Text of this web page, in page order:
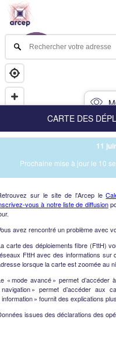
CARTE DES
11
Prochaine mise à jour le 10
sur le site de l'Arcep le
vous à notre liste de diffusion
avez rencontré un problème avec
carte des déploiements fibre (FttH)
FttH avec des informations sur
lorsque la carte est zoomée au
« mode avancé » permet d’accéder
navigation » permet d’accéder aux
information » fournit des explications
issues des déclarations des
NAV